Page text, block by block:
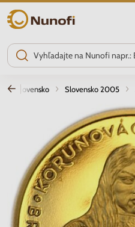
Nunofi.sk
Slovensko Slovensko 2005